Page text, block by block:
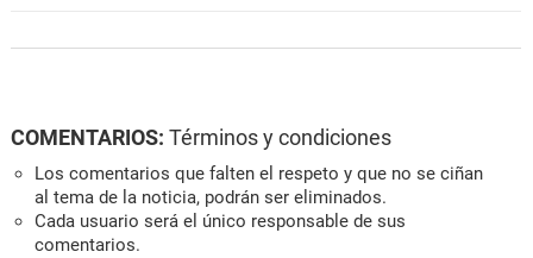
COMENTARIOS: Términos y condiciones
Los comentarios que falten el respeto y que no se ciñan
al tema de la noticia, podrán ser eliminados.
Cada usuario será el único responsable de sus
comentarios.